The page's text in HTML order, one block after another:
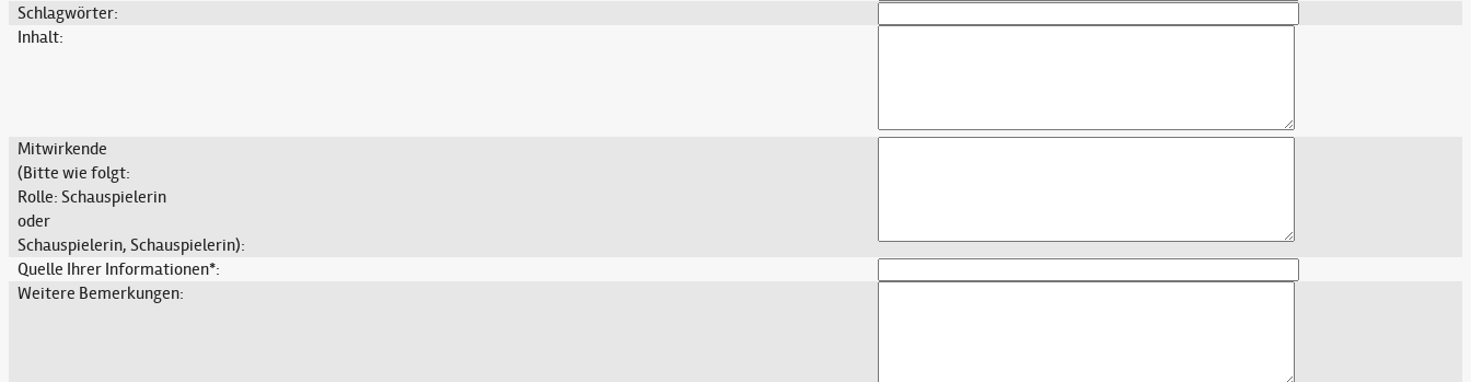
Schlagwörter:
Inhalt:
Mitwirkende
(Bitte wie folgt:
Rolle: Schauspielerin
oder
Schauspielerin, Schauspielerin):
Quelle Ihrer Informationen*:
Weitere Bemerkungen: